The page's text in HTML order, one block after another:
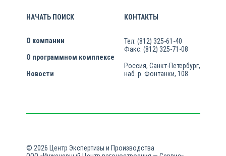
НАЧАТЬ ПОИСК
О компании
О программном комплексе
Новости
КОНТАКТЫ
Тел: (812) 325-61-40
Факс: (812) 325-71-08
Россия, Санкт-Петербург,
наб. р. Фонтанки, 108
© 2026 Центр Экспертизы и Производства